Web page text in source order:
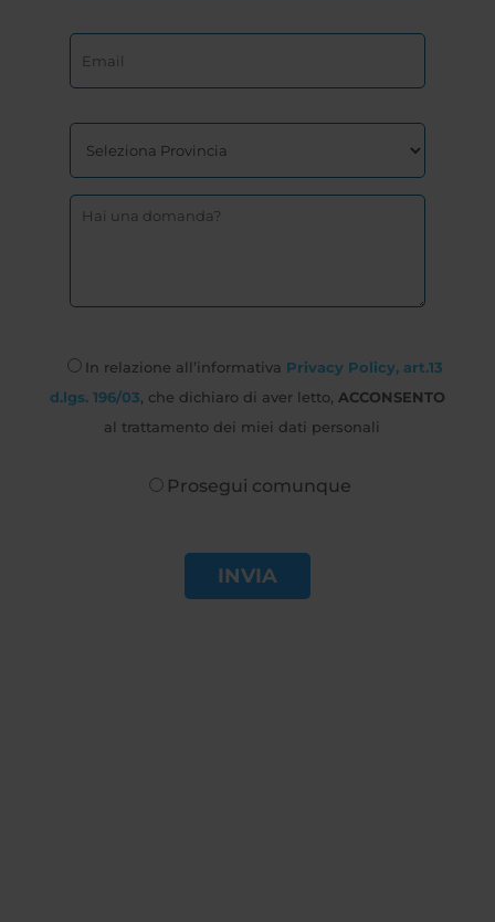
In relazione all’informativa Privacy Policy, art.13
d.lgs. 196/03 , che dichiaro di aver letto, ACCONSENTO
al trattamento dei miei dati personali
Prosegui comunque